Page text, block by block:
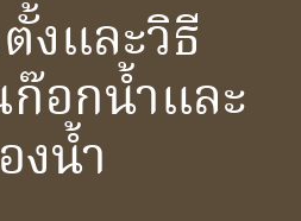
งและวิธี
ก๊อกน้ำและ
น้ำ